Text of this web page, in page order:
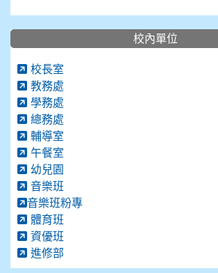
校內單位
校長室
教務處
學務處
總務處
輔導室
午餐室
幼兒園
音樂班
音樂班粉專
體育班
資優班
進修部